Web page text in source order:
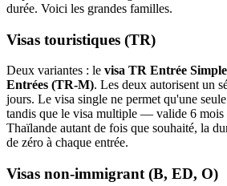
durée. Voici les grandes familles.
Visas touristiques (TR)
Deux variantes : le visa TR Entrée Simple
Entrées (TR-M). Les deux autorisent un
jours. Le visa single ne permet qu'une
tandis que le visa multiple — valide 6
Thaïlande autant de fois que souhaité, la
de zéro à chaque entrée.
Visas non-immigrant (B, ED, O)